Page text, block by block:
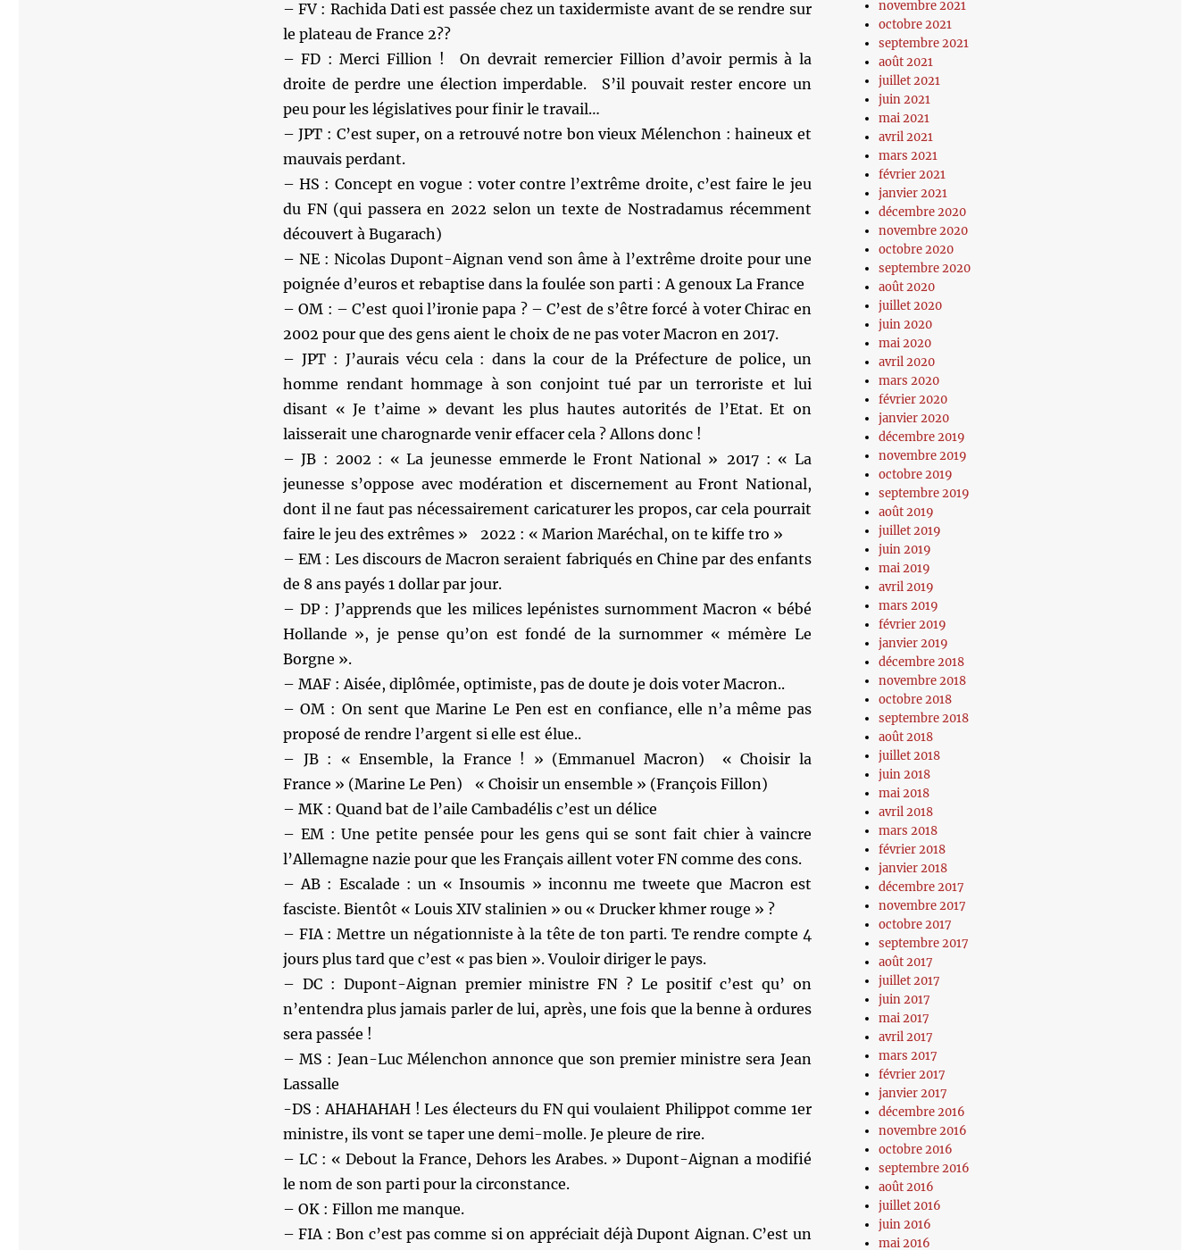
– FV : Rachida Dati est passée chez un taxidermiste avant de se rendre sur
le plateau de France 2??
– FD : Merci Fillion ! On devrait remercier Fillion d’avoir permis à la
droite de perdre une élection imperdable. S’il pouvait rester encore un
peu pour les législatives pour finir le travail…
– JPT : C’est super, on a retrouvé notre bon vieux Mélenchon : haineux et
mauvais perdant.
– HS : Concept en vogue : voter contre l’extrême droite, c’est faire le jeu
du FN (qui passera en 2022 selon un texte de Nostradamus récemment
découvert à Bugarach)
– NE : Nicolas Dupont-Aignan vend son âme à l’extrême droite pour une
poignée d’euros et rebaptise dans la foulée son parti : A genoux La France
– OM : – C’est quoi l’ironie papa ? – C’est de s’être forcé à voter Chirac en
2002 pour que des gens aient le choix de ne pas voter Macron en 2017.
– JPT : J’aurais vécu cela : dans la cour de la Préfecture de police, un
homme rendant hommage à son conjoint tué par un terroriste et lui
disant « Je t’aime » devant les plus hautes autorités de l’Etat. Et on
laisserait une charognarde venir effacer cela ? Allons donc !
– JB : 2002 : « La jeunesse emmerde le Front National » 2017 : « La
jeunesse s’oppose avec modération et discernement au Front National,
dont il ne faut pas nécessairement caricaturer les propos, car cela pourrait
faire le jeu des extrêmes » 2022 : « Marion Maréchal, on te kiffe tro »
– EM : Les discours de Macron seraient fabriqués en Chine par des enfants
de 8 ans payés 1 dollar par jour.
– DP : J’apprends que les milices lepénistes surnomment Macron « bébé
Hollande », je pense qu’on est fondé de la surnommer « mémère Le
Borgne ».
– MAF : Aisée, diplômée, optimiste, pas de doute je dois voter Macron..
– OM : On sent que Marine Le Pen est en confiance, elle n’a même pas
proposé de rendre l’argent si elle est élue..
– JB : « Ensemble, la France ! » (Emmanuel Macron) « Choisir la
France » (Marine Le Pen) « Choisir un ensemble » (François Fillon)
– MK : Quand bat de l’aile Cambadélis c’est un délice
– EM : Une petite pensée pour les gens qui se sont fait chier à vaincre
l’Allemagne nazie pour que les Français aillent voter FN comme des cons.
– AB : Escalade : un « Insoumis » inconnu me tweete que Macron est
fasciste. Bientôt « Louis XIV stalinien » ou « Drucker khmer rouge » ?
– FIA : Mettre un négationniste à la tête de ton parti. Te rendre compte 4
jours plus tard que c’est « pas bien ». Vouloir diriger le pays.
– DC : Dupont-Aignan premier ministre FN ? Le positif c’est qu’ on
n’entendra plus jamais parler de lui, après, une fois que la benne à ordures
sera passée !
– MS : Jean-Luc Mélenchon annonce que son premier ministre sera Jean
Lassalle
-DS : AHAHAHAH ! Les électeurs du FN qui voulaient Philippot comme 1er
ministre, ils vont se taper une demi-molle. Je pleure de rire.
– LC : « Debout la France, Dehors les Arabes. » Dupont-Aignan a modifié
le nom de son parti pour la circonstance.
– OK : Fillon me manque.
– FIA : Bon c’est pas comme si on appréciait déjà Dupont Aignan. C’est un
novembre 2021
octobre 2021
septembre 2021
août 2021
juillet 2021
juin 2021
mai 2021
avril 2021
mars 2021
février 2021
janvier 2021
décembre 2020
novembre 2020
octobre 2020
septembre 2020
août 2020
juillet 2020
juin 2020
mai 2020
avril 2020
mars 2020
février 2020
janvier 2020
décembre 2019
novembre 2019
octobre 2019
septembre 2019
août 2019
juillet 2019
juin 2019
mai 2019
avril 2019
mars 2019
février 2019
janvier 2019
décembre 2018
novembre 2018
octobre 2018
septembre 2018
août 2018
juillet 2018
juin 2018
mai 2018
avril 2018
mars 2018
février 2018
janvier 2018
décembre 2017
novembre 2017
octobre 2017
septembre 2017
août 2017
juillet 2017
juin 2017
mai 2017
avril 2017
mars 2017
février 2017
janvier 2017
décembre 2016
novembre 2016
octobre 2016
septembre 2016
août 2016
juillet 2016
juin 2016
mai 2016